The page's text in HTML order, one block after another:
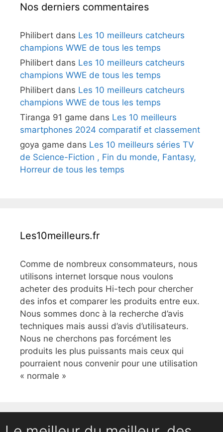
Nos derniers commentaires
Philibert dans Les 10 meilleurs catcheurs
champions WWE de tous les temps
Philibert dans Les 10 meilleurs catcheurs
champions WWE de tous les temps
Philibert dans Les 10 meilleurs catcheurs
champions WWE de tous les temps
Tiranga 91 game dans Les 10 meilleurs
smartphones 2024 comparatif et classement
goya game dans Les 10 meilleurs séries TV
de Science-Fiction , Fin du monde, Fantasy,
Horreur de tous les temps
Les10meilleurs.fr
Comme de nombreux consommateurs, nous
utilisons internet lorsque nous voulons
acheter des produits Hi-tech pour chercher
des infos et comparer les produits entre eux.
Nous sommes donc à la recherche d’avis
techniques mais aussi d’avis d’utilisateurs.
Nous ne cherchons pas forcément les
produits les plus puissants mais ceux qui
pourraient nous convenir pour une utilisation
« normale »